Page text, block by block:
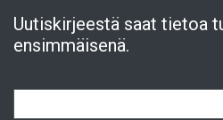
Uutiskirjeestä saat tietoa
ensimmäisenä.